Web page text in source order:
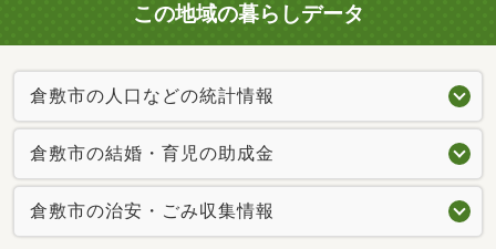
この地域の暮らしデータ
倉敷市の人口などの統計情報
倉敷市の結婚・育児の助成金
倉敷市の治安・ごみ収集情報